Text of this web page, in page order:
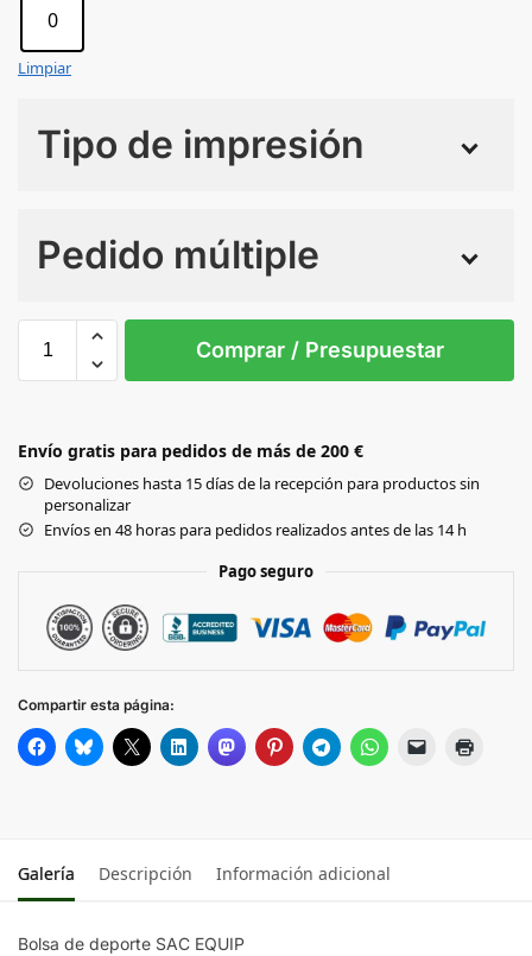
0
Limpiar
Tipo de impresión
Pedido múltiple
Comprar / Presupuestar
Envío gratis para pedidos de más de 200 €
Devoluciones hasta 15 días de la recepción para productos sin
personalizar
Envíos en 48 horas para pedidos realizados antes de las 14 h
Pago seguro
Compartir esta página:
Galería Descripción Información adicional
Bolsa de deporte SAC EQUIP